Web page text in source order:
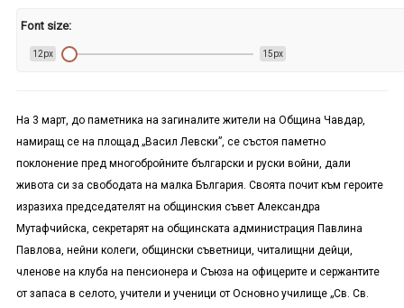
Font size:
12px 15px
На 3 март, до паметника на загиналите жители на Община Чавдар,
намиращ се на площад „Васил Левски”, се състоя паметно
поклонение пред многобройните български и руски войни, дали
живота си за свободата на малка България. Своята почит към героите
изразиха председателят на общинския съвет Александра
Мутафчийска, секретарят на общинската администрация Павлина
Павлова, нейни колеги, общински съветници, читалищни дейци,
членове на клуба на пенсионера и Съюза на офицерите и сержантите
от запаса в селото, учители и ученици от Основно училище „Св. Св.